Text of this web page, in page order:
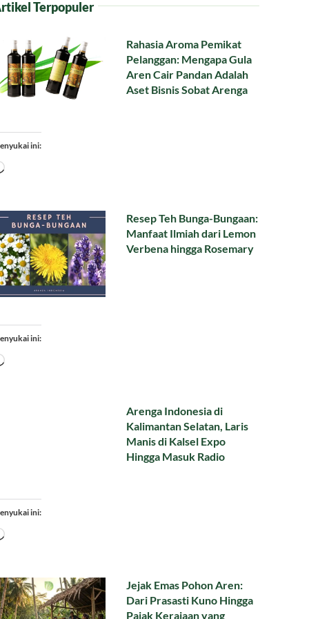
Terpopuler
Rahasia Aroma Pemikat
Pelanggan: Mengapa Gula
Aren Cair Pandan Adalah
Aset Bisnis Sobat Arenga
ini:
Memuat...
Resep Teh Bunga-Bungaan:
Manfaat Ilmiah dari Lemon
Verbena hingga Rosemary
ini:
Memuat...
Arenga Indonesia di
Kalimantan Selatan, Laris
Manis di Kalsel Expo
Hingga Masuk Radio
ini:
Memuat...
Jejak Emas Pohon Aren:
Dari Prasasti Kuno Hingga
Pajak Kerajaan yang